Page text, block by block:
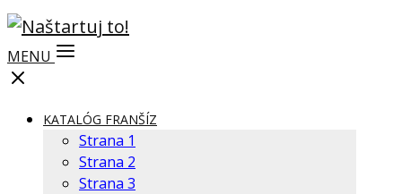
MENU
KATALÓG FRANŠÍZ
Strana 1
Strana 2
Strana 3